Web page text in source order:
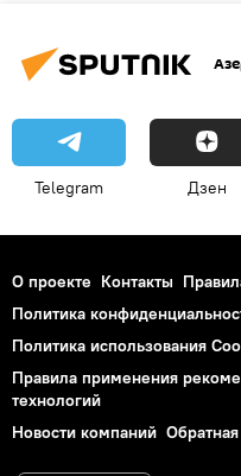
Telegram Дзен
О проекте Контакты
Политика
Политика использования
Правила применения
технологий
Новости компаний Обратная